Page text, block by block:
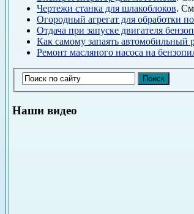
Чертежи станка для шлакоблоков.
Огородный агрегат для обработки
Отдача при запуске двигателя
Как самому запаять автомобильный
Ремонт масляного насоса на
Наши видео